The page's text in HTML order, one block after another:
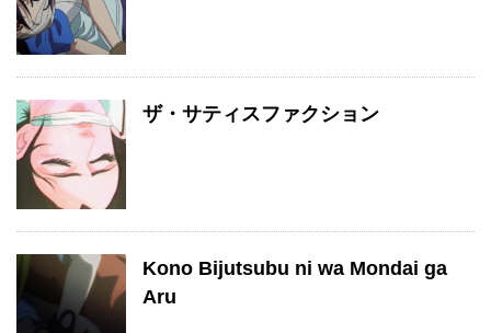
ザ・サティスファクション
Kono Bijutsubu ni wa Mondai ga
Aru